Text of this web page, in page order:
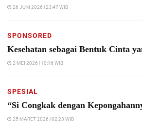
26 JUNI 2026 | 23:47 WIB
SPONSORED
Kesehatan sebagai Bentuk Cinta
2 MEI 2026 | 10:16 WIB
SPESIAL
“Si Congkak dengan
25 MARET 2026 | 02:23 WIB